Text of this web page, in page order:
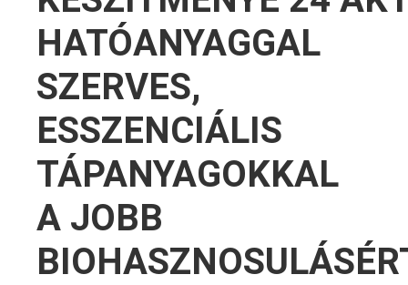
HATÓANYAGGAL
SZERVES,
ESSZENCIÁLIS
TÁPANYAGOKKAL
A JOBB